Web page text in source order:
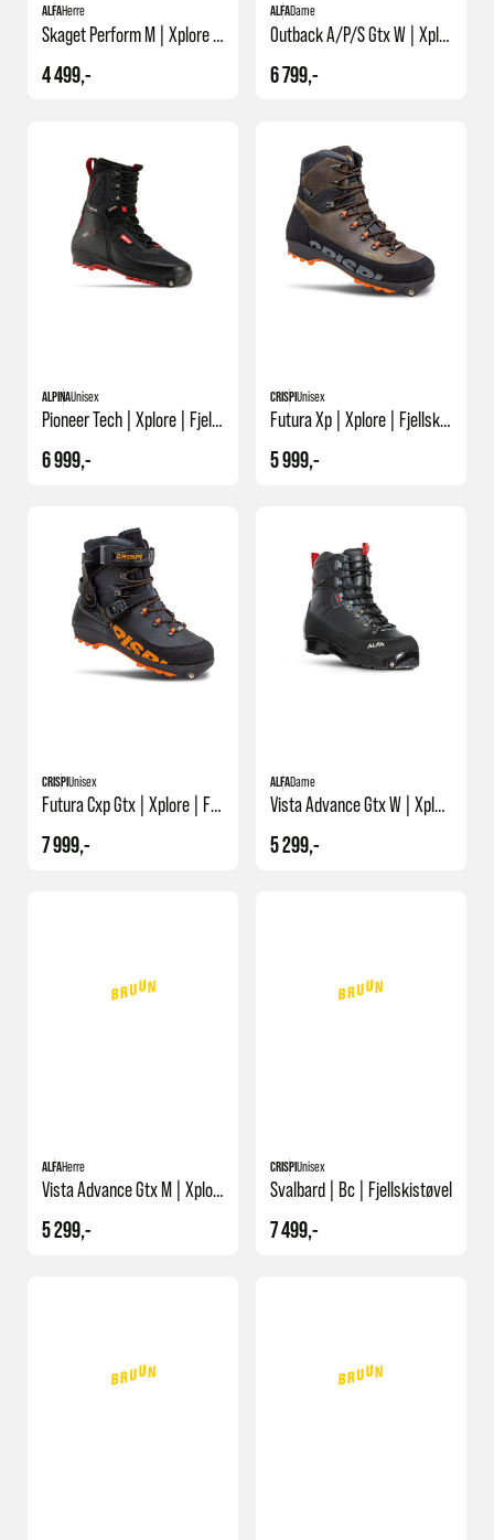
ALFAHerre
Skaget Perform M | Xplore | Fjellskisko
4 499,-
ALFADame
Outback A/p/s Gtx W | Xplore | Fjellskistøvel Med Gamasje
6 799,-
ALPINAUnisex
Pioneer Tech | Xplore | Fjellskisko
6 999,-
CRISPIUnisex
Futura Xp | Xplore | Fjellskisko
5 999,-
CRISPIUnisex
Futura Cxp Gtx | Xplore | Fjellskisko
7 999,-
ALFADame
Vista Advance Gtx W | Xplore | Fjellskistøvel
5 299,-
ALFAHerre
Vista Advance Gtx M | Xplore | Fjellskistøvel
5 299,-
CRISPIUnisex
Svalbard | Bc | Fjellskistøvel
7 499,-